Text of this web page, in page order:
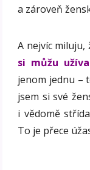
a zároveň
A nejvíc miluju,
si můžu
jenom jednu –
jsem si své
i vědomě
To je přece